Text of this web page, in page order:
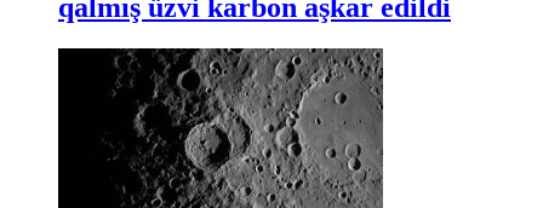
qalmış üzvi karbon aşkar edildi